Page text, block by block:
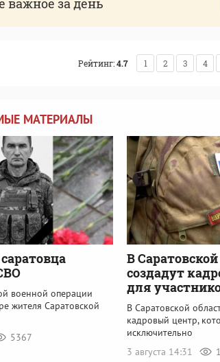
важное за день
Рейтинг:4.7 1 2 3 4
МАТЕРИАЛЫ
военной операции
жителя Саратовской
5367
В
создадут
для
В Саратовской
кадровый центр,
исключительно
3 августа 14:31